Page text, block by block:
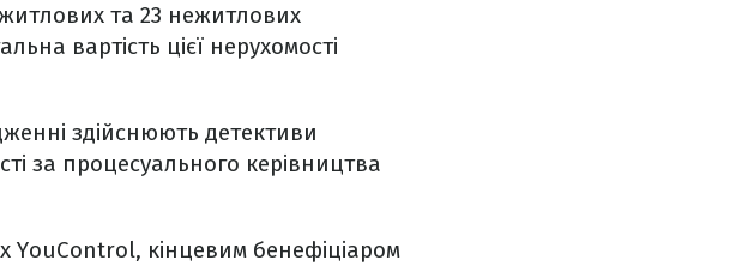
та 23 нежитлових
вартість цієї нерухомості
здійснюють детективи
за процесуального керівництва
YouControl, кінцевим бенефіціаром